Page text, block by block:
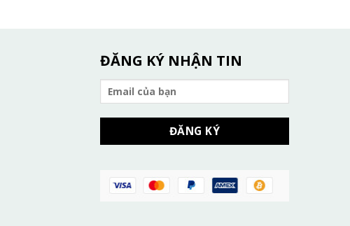
ĐĂNG KÝ NHẬN TIN